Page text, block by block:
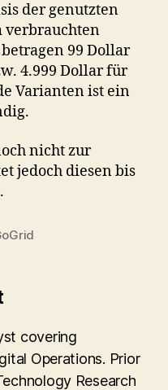
der genutzten
verbrauchten
99 Dollar
4.999 Dollar für
Varianten ist ein
nicht zur
jedoch diesen bis
covering
Operations. Prior
Research